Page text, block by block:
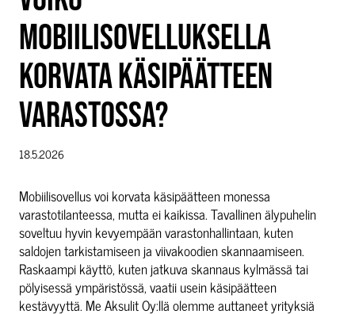
MOBIILISOVELLUKSELLA
KORVATA KÄSIPÄÄTTEEN
VARASTOSSA?
18.5.2026
Mobiilisovellus voi korvata käsipäätteen monessa
varastotilanteessa, mutta ei kaikissa. Tavallinen älypuhelin
soveltuu hyvin kevyempään varastonhallintaan, kuten
saldojen tarkistamiseen ja viivakoodien skannaamiseen.
Raskaampi käyttö, kuten jatkuva skannaus kylmässä tai
pölyisessä ympäristössä, vaatii usein käsipäätteen
kestävyyttä. Me Aksulit Oy:llä olemme auttaneet yrityksiä